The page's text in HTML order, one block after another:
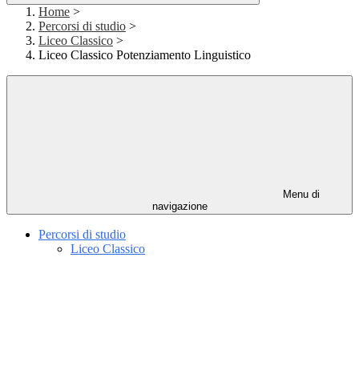
Home >
Percorsi di studio >
Liceo Classico >
Liceo Classico Potenziamento Linguistico
Menu di
navigazione
Percorsi di studio
Liceo Classico